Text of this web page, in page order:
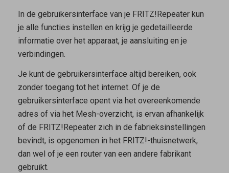
In de gebruikersinterface van je FRITZ!Repeater kun
je alle functies instellen en krijg je gedetailleerde
informatie over het apparaat, je aansluiting en je
verbindingen.
Je kunt de gebruikersinterface altijd bereiken, ook
zonder toegang tot het internet. Of je de
gebruikersinterface opent via het overeenkomende
adres of via het Mesh-overzicht, is ervan afhankelijk
of de FRITZ!Repeater zich in de fabrieksinstellingen
bevindt, is opgenomen in het FRITZ!-thuisnetwerk,
dan wel of je een router van een andere fabrikant
gebruikt.